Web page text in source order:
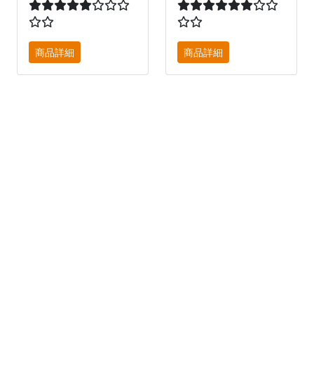
商品詳細 商品詳細